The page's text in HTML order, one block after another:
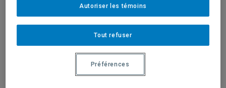
Tout refuser
Autoriser les témoins
Préférences